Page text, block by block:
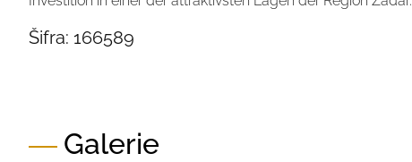
Šifra: 166589
Galerie